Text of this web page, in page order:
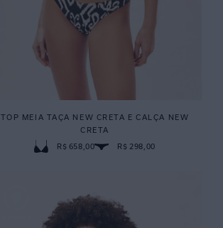
TOP MEIA TAÇA NEW CRETA E CALÇA NEW
CRETA
R$ 658,00
R$ 298,00